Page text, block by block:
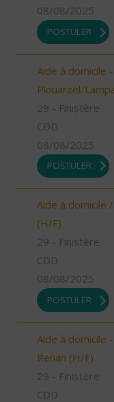
08/08/2025
POSTULER
Aide à domicile
Plouarzel/
29 - Finistère
CDD
08/08/2025
POSTULER
Aide à domicile
(H/F)
29 - Finistère
CDD
08/08/2025
POSTULER
Aide à domicile
Renan (H/F)
29 - Finistère
CDD